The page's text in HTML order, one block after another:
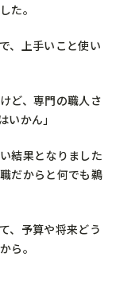
た。
、上手いこと使い
ど、専門の職人さ
かん」
結果となりました
だからと何でも鵜
、予算や将来どう
ら。